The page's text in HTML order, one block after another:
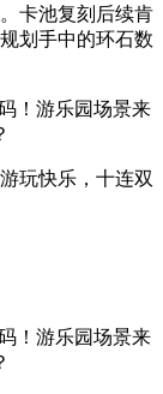
卡池复刻后续肯
划手中的环石数
玩快乐，十连双